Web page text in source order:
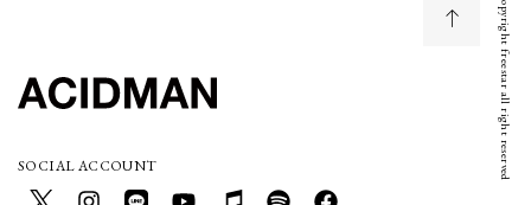
SOCIAL ACCOUNT copyright freestar all right reserved